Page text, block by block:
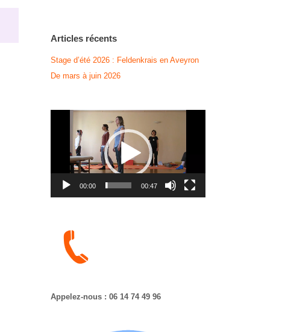
Articles récents
Stage d’été 2026 : Feldenkrais en Aveyron
De mars à juin 2026
00:00 00:47
Appelez-nous : 06 14 74 49 96